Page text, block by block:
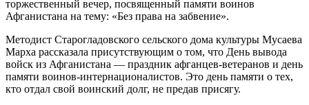
торжественный вечер, посвященный памяти воинов
Афганистана на тему: «Без права на забвение».
Методист Старогладовского сельского дома культуры Мусаева
Марха рассказала присутствующим о том, что День вывода
войск из Афганистана — праздник афганцев-ветеранов и день
памяти воинов-интернационалистов. Это день памяти о тех,
кто отдал свой воинский долг, не предав присягу.